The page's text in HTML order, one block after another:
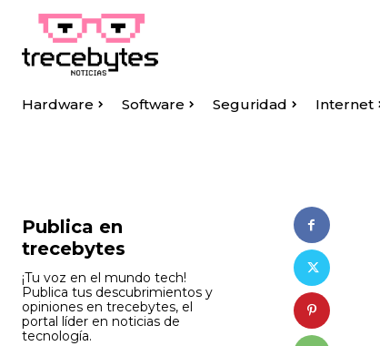
Hardware Software Seguridad Internet
Publica en
trecebytes
¡Tu voz en el mundo tech!
Publica tus descubrimientos y
opiniones en trecebytes, el
portal líder en noticias de
tecnología.